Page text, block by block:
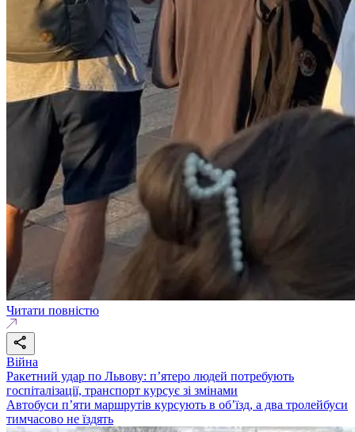
Читати повністю
Війна
Ракетний удар по Львову: п’ятеро людей потребують
госпіталізації, транспорт курсує зі змінами
Автобуси п’яти маршрутів курсують в об’їзд, а два тролейбуси
тимчасово не їздять